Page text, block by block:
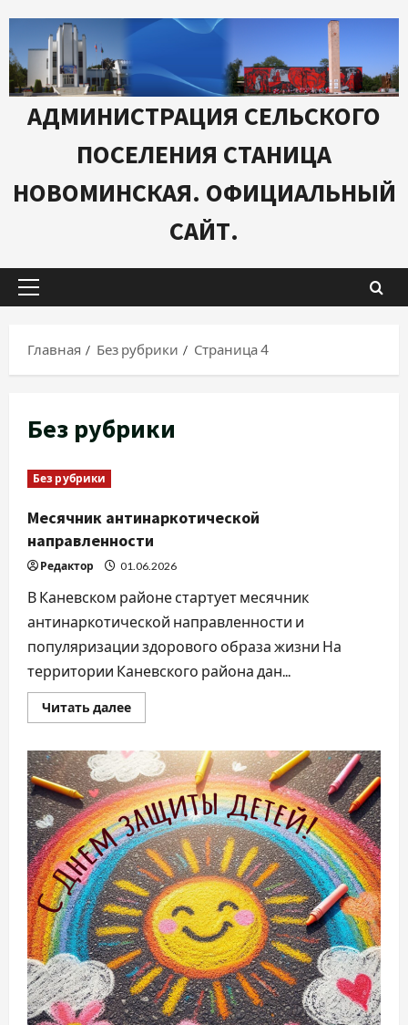
содержимому
АДМИНИСТРАЦИЯ СЕЛЬСКОГО
ПОСЕЛЕНИЯ СТАНИЦА
НОВОМИНСКАЯ. ОФИЦИАЛЬНЫЙ
САЙТ.
Основное
Главная
Без рубрики Страница 4
Без рубрики
Без рубрики
Месячник антинаркотической
направленности
Редактор 01.06.2026
В Каневском районе стартует месячник
антинаркотической направленности и
популяризации здорового образа жизни На
территории Каневского района дан...
Читать далееПрочитать
больше
антинаркотической
направленности